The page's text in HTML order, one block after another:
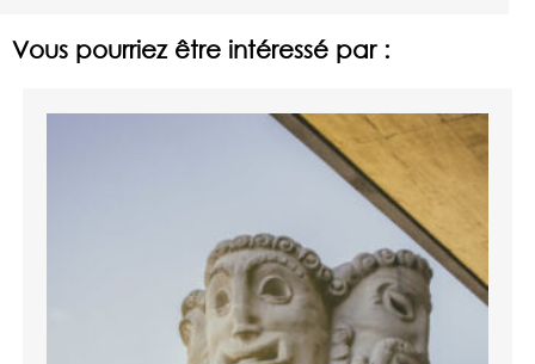
Vous pourriez être intéressé par :